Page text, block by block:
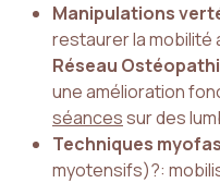
Manipulations
restaurer la mobilité
Réseau
une amélioration
séancessur des
Techniques
myotensifs)?: